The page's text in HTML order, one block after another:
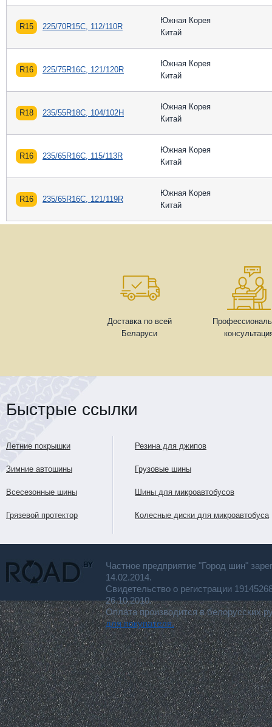
R15 225/70R15C, 112/110R
Южная Корея
Китай
R16 225/75R16C, 121/120R
Южная Корея
Китай
R18 235/55R18C, 104/102H
Южная Корея
Китай
R16 235/65R16C, 115/113R
Южная Корея
Китай
R16 235/65R16C, 121/119R
Южная Корея
Китай
Доставка по всей
Беларуси
Быстрые ссылки
Летние покрышки
Зимние автошины
Всесезонные шины
Грязевой протектор
Резина для джипов
Грузовые шины
Шины для микроавтобусов
Колесные диски для микроавтобуса
Частное предприятие "Город шин"
14.02.2014.
Свидетельство о регистрации
26.10.2010.
Оплата производится в белорусских
для покупателя.